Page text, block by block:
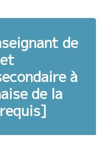
de
à
de la